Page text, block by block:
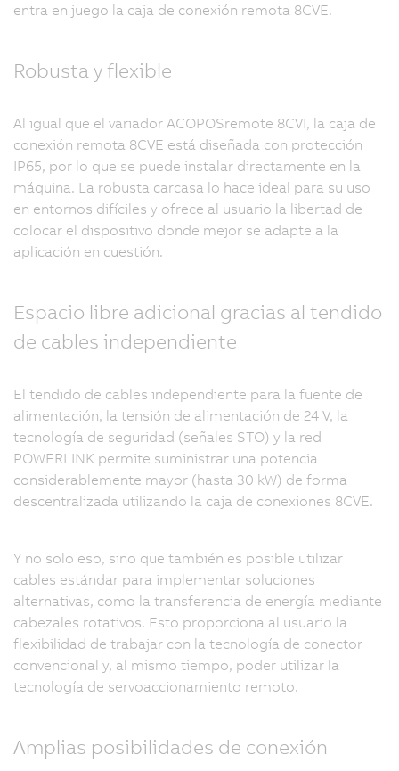
entra en juego la caja de conexión remota 8CVE.
Robusta y flexible
Al igual que el variador ACOPOSremote 8CVI, la caja de
conexión remota 8CVE está diseñada con protección
IP65, por lo que se puede instalar directamente en la
máquina. La robusta carcasa lo hace ideal para su uso
en entornos difíciles y ofrece al usuario la libertad de
colocar el dispositivo donde mejor se adapte a la
aplicación en cuestión.
Espacio libre adicional gracias al tendido
de cables independiente
El tendido de cables independiente para la fuente de
alimentación, la tensión de alimentación de 24 V, la
tecnología de seguridad (señales STO) y la red
POWERLINK permite suministrar una potencia
considerablemente mayor (hasta 30 kW) de forma
descentralizada utilizando la caja de conexiones 8CVE.
Y no solo eso, sino que también es posible utilizar
cables estándar para implementar soluciones
alternativas, como la transferencia de energía mediante
cabezales rotativos. Esto proporciona al usuario la
flexibilidad de trabajar con la tecnología de conector
convencional y, al mismo tiempo, poder utilizar la
tecnología de servoaccionamiento remoto.
Amplias posibilidades de conexión